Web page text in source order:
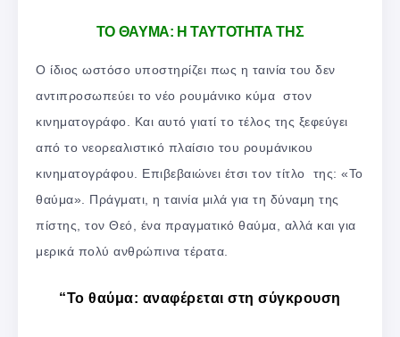
TΟ ΘΑΥΜΑ: Η ΤΑΥΤΟΤΗΤΑ ΤΗΣ
Ο ίδιος ωστόσο υποστηρίζει πως η ταινία του δεν
αντιπροσωπεύει το νέο ρουμάνικο κύμα στον
κινηματογράφο. Και αυτό γιατί το τέλος της ξεφεύγει
από το νεορεαλιστικό πλαίσιο του ρουμάνικου
κινηματογράφου. Επιβεβαιώνει έτσι τον τίτλο της: «Το
θαύμα». Πράγματι, η ταινία μιλά για τη δύναμη της
πίστης, τον Θεό, ένα πραγματικό θαύμα, αλλά και για
μερικά πολύ ανθρώπινα τέρατα.
“Το θαύμα: αναφέρεται στη σύγκρουση